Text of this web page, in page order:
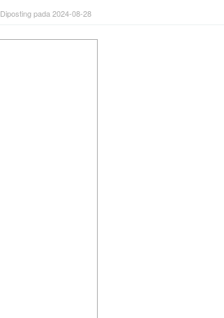
Diposting pada2024-08-28